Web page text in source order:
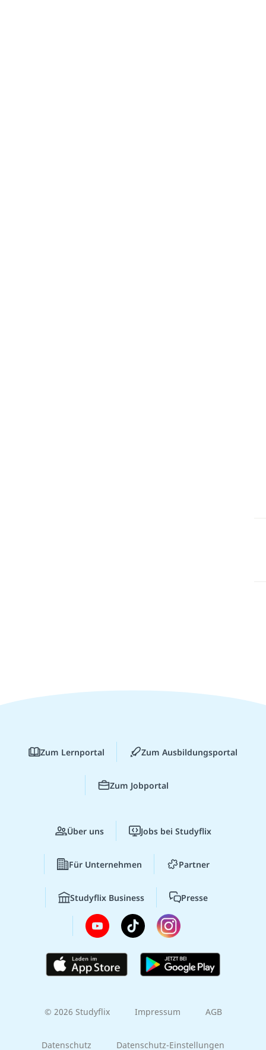
Zum Lernportal Zum Ausbildungsportal
Zum Jobportal
Über uns Jobs bei Studyflix
Für Unternehmen Partner
Studyflix Business Presse
© 2026 Studyflix Impressum AGB
Datenschutz Datenschutz-Einstellungen